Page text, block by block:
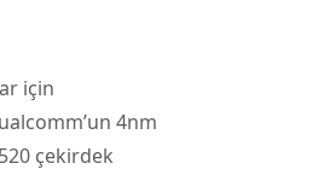
için
4nm
çekirdek